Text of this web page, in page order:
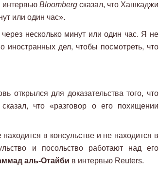
интервью Bloomberg сказал, что Хашкаджи
или один час».
несколько минут или один час. Я не
иностранных дел, чтобы посмотреть, что
открылся для доказательства того, что
что «разговор о его похищении
в консульстве и не находится в
и посольство работают над его
аль-Отайби в интервью Reuters.